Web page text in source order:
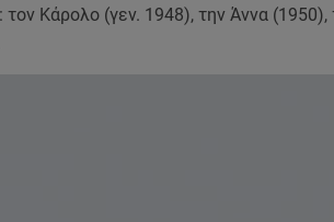
Κάρολο (γεν. 1948), την Άννα (1950),